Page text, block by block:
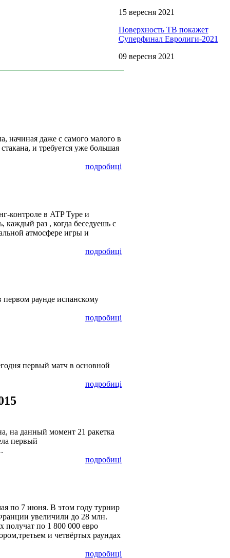
15 вересня 2021
Поверхность ТВ покажет
Суперфинал Евролиги-2021
09 вересня 2021
начиная даже с самого малого в
и требуется уже большая
подробиці
контроле в ATP Туре и
каждый раз , когда беседуешь с
атмосфере игры и
подробиці
первом раунде испанскому
подробиці
первый матч в основной
подробиці
на данный момент 21 ракетка
первый
подробиці
по 7 июня. В этом году турнир
увеличили до 28 млн.
получат по 1 800 000 евро
и четвёртых раундах
подробиці